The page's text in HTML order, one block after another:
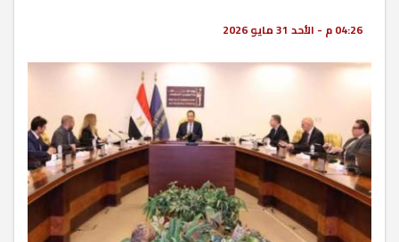
04:26 م - الأحد 31 مايو 2026